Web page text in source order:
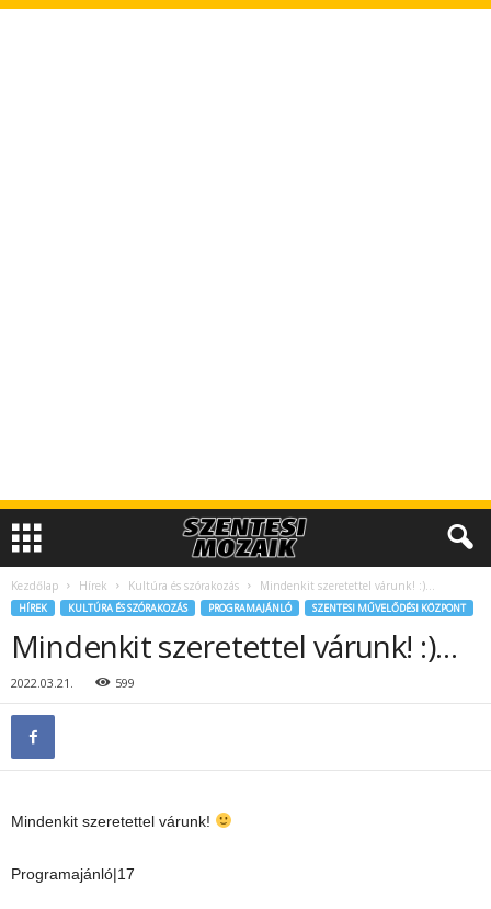
Kezdőlap Hírek Kultúra és szórakozás Mindenkit szeretettel várunk! :)…
HÍREK KULTÚRA ÉS SZÓRAKOZÁS PROGRAMAJÁNLÓ SZENTESI MŰVELŐDÉSI KÖZPONT
Mindenkit szeretettel várunk! :)…
2022.03.21. 599
Mindenkit szeretettel várunk!
Programajánló|17